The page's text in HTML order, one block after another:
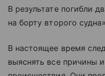
В результате погибли
на борту второго
В настоящее время
выяснять все причины